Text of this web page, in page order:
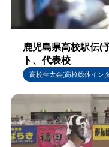
鹿児島県高校駅伝(
ト、代表校
高校生大会(高校総体イン